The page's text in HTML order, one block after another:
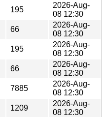
195
2026-Aug-
08 12:30
66
2026-Aug-
08 12:30
195
2026-Aug-
08 12:30
66
2026-Aug-
08 12:30
7885
2026-Aug-
08 12:30
1209
2026-Aug-
08 12:30